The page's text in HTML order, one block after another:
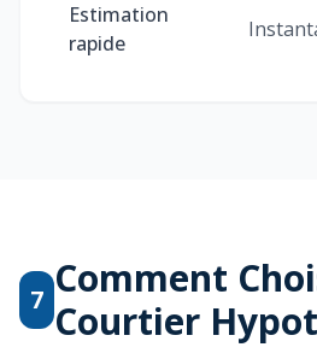
Estimation
rapide
7 Comment
Courtier